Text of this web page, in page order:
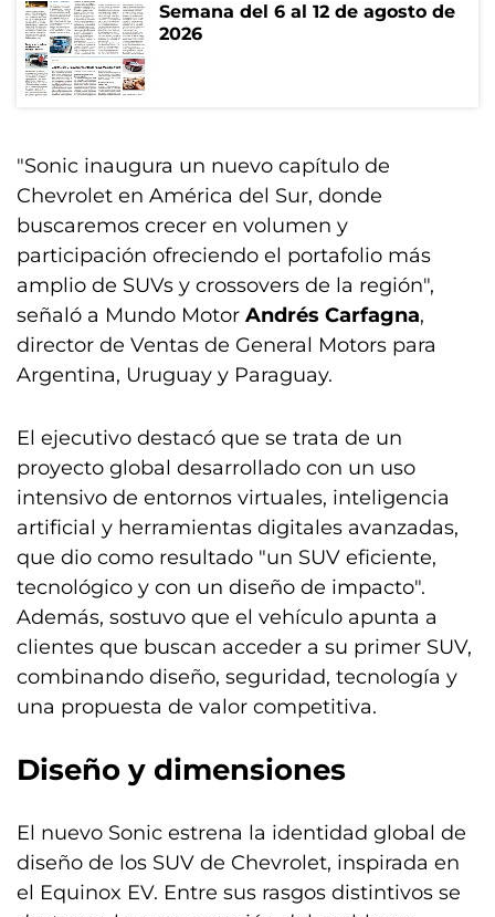
Semana del 6 al 12 de agosto de
2026
"Sonic inaugura un nuevo capítulo de
Chevrolet en América del Sur, donde
buscaremos crecer en volumen y
participación ofreciendo el portafolio más
amplio de SUVs y crossovers de la región",
señaló a Mundo Motor Andrés Carfagna,
director de Ventas de General Motors para
Argentina, Uruguay y Paraguay.
El ejecutivo destacó que se trata de un
proyecto global desarrollado con un uso
intensivo de entornos virtuales, inteligencia
artificial y herramientas digitales avanzadas,
que dio como resultado "un SUV eficiente,
tecnológico y con un diseño de impacto".
Además, sostuvo que el vehículo apunta a
clientes que buscan acceder a su primer SUV,
combinando diseño, seguridad, tecnología y
una propuesta de valor competitiva.
Diseño y dimensiones
El nuevo Sonic estrena la identidad global de
diseño de los SUV de Chevrolet, inspirada en
el Equinox EV. Entre sus rasgos distintivos se